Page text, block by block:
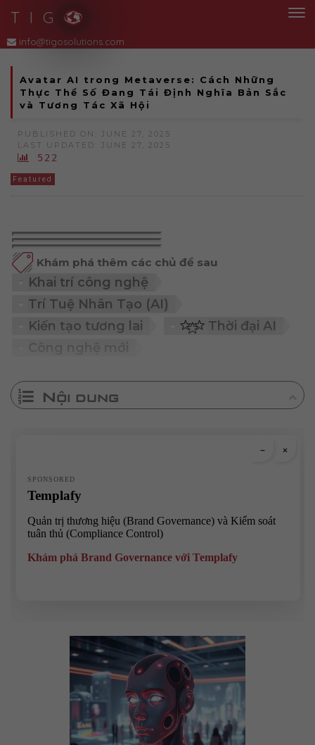
T I G
Avatar AI trong Metaverse: Cách Những
Thực Thể Số Đang Tái Định Nghĩa Bản Sắc
và Tương Tác Xã Hội
PUBLISHED ON: JUNE 27, 2025
LAST UPDATED: JUNE 27, 2025
522
Featured
Khám phá thêm các chủ đề sau
Khai trí công nghệ
Trí Tuệ Nhân Tạo (AI)
Kiến tạo tương lai
Thời đại AI
Nội dung